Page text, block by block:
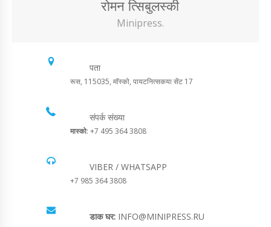
रोमन त्सिबुलस्की
Minipress.
पता
रूस, 115035, मॉस्को, पायटनित्सकया सेंट 17
संपर्क संख्या
मास्को: +7 495 364 3808
VIBER / WHATSAPP
+7 985 364 3808
डाक घर: INFO@MINIPRESS.RU